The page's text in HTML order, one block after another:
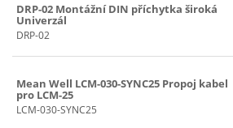
DRP-02 Montážní DIN příchytka široká
Univerzál
DRP-02
Mean Well LCM-030-SYNC25 Propoj kabel
pro LCM-25
LCM-030-SYNC25